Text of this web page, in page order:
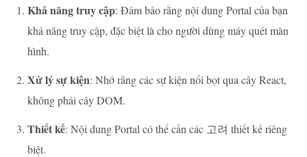
Khả năng truy cập: Đảm bảo rằng nội dung Portal của bạn
khả năng truy cập, đặc biệt là cho người dùng máy quét màn
hình.
Xử lý sự kiện: Nhớ rằng các sự kiện nổi bọt qua cây React,
không phải cây DOM.
Thiết kế: Nội dung Portal có thể cần các 고려 thiết kế riêng
biệt.